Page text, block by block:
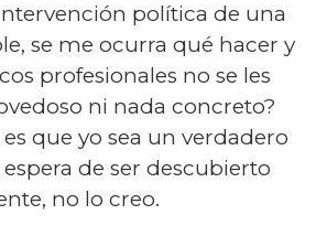
política de una
se me ocurra qué hacer y
profesionales no se les
ni nada concreto?
que yo sea un verdadero
de ser descubierto
no lo creo.